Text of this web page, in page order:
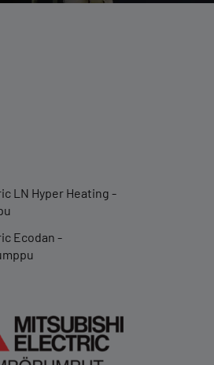
LN Hyper Heating -
Ecodan -